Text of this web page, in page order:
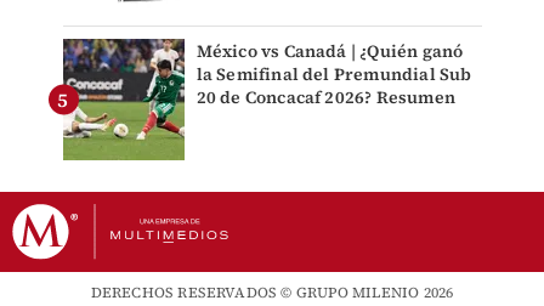
México vs Canadá | ¿Quién ganó
la Semifinal del Premundial Sub
20 de Concacaf 2026? Resumen
DERECHOS RESERVADOS © GRUPO MILENIO 2026